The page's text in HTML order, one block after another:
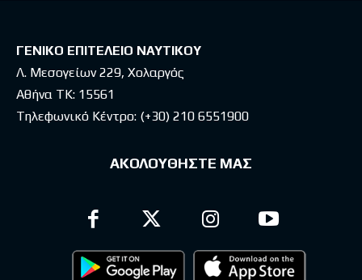
ΓΕΝΙΚΟ ΕΠΙΤΕΛΕΙΟ ΝΑΥΤΙΚΟΥ
Λ. Μεσογείων 229, Χολαργός
Αθήνα ΤΚ: 15561
Τηλεφωνικό Κέντρο: (+30) 210 6551900
ΑΚΟΛΟΥΘΗΣΤΕ ΜΑΣ